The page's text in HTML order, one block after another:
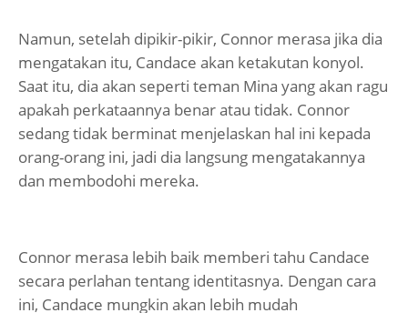
Namun, setelah dipikir-pikir, Connor merasa jika dia
mengatakan itu, Candace akan ketakutan konyol.
Saat itu, dia akan seperti teman Mina yang akan ragu
apakah perkataannya benar atau tidak. Connor
sedang tidak berminat menjelaskan hal ini kepada
orang-orang ini, jadi dia langsung mengatakannya
dan membodohi mereka.
Connor merasa lebih baik memberi tahu Candace
secara perlahan tentang identitasnya. Dengan cara
ini, Candace mungkin akan lebih mudah